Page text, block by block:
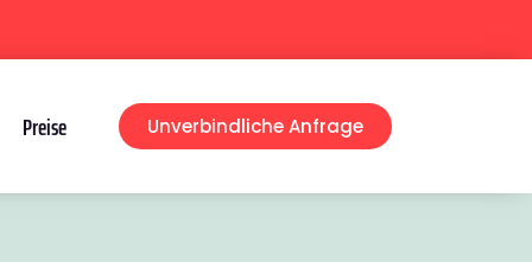
Preise Unverbindliche Anfrage